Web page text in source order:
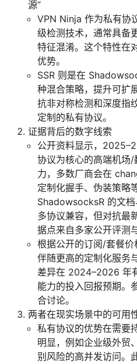
源”
VPN Ninja 作为私有协
级检测技术，通常具备
特征混淆。这个特性在
优势。
SSR 则是在
种混合策略，提升可扩
抗非对称检测和深度指
定制的私有协议。
证据背后的数字线索
公开资料显示，
协议为核心的高端机场/
力，多数厂商会在
定制化握手、伪装策略
ShadowsocksR 的文
多协议兼容，但对抗最
据点来自多家公开评测
根据公开的订阅/套餐
伴随更高的定制化服务
差异在 2024–2026 年
能力的投入回报预期。
合讨论。
两者在现实场景中的可用
私有协议的优势在需要
明显，例如企业级外贸
别风险的高并发访问。